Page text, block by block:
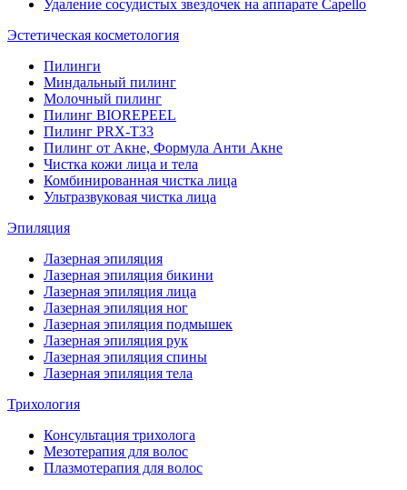
Удаление сосудистых звездочек на аппарате Capello
Эстетическая косметология
Пилинги
Миндальный пилинг
Молочный пилинг
Пилинг BIOREPEEL
Пилинг PRX-T33
Пилинг от Акне, Формула Анти Акне
Чистка кожи лица и тела
Комбинированная чистка лица
Ультразвуковая чистка лица
Эпиляция
Лазерная эпиляция
Лазерная эпиляция бикини
Лазерная эпиляция лица
Лазерная эпиляция ног
Лазерная эпиляция подмышек
Лазерная эпиляция рук
Лазерная эпиляция спины
Лазерная эпиляция тела
Трихология
Консультация трихолога
Мезотерапия для волос
Плазмотерапия для волос